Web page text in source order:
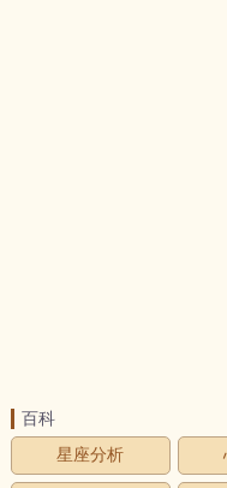
百科
星座分析